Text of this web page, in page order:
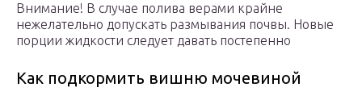
Внимание! В случае полива верами крайне
нежелательно допускать размывания почвы. Новые
порции жидкости следует давать постепенно
Как подкормить вишню мочевиной